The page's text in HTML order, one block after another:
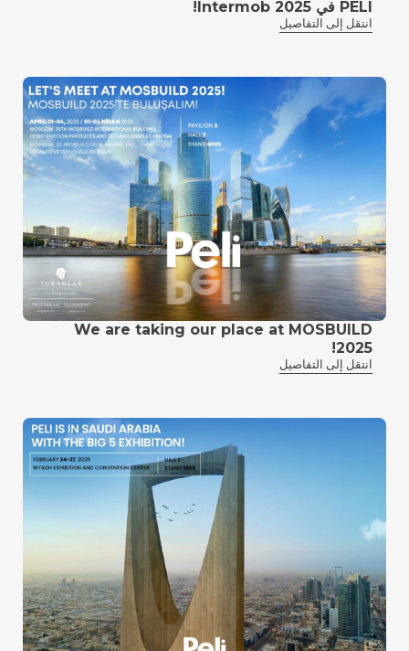
PELI في Intermob 2025!
انتقل إلى التفاصيل
We are taking our place at MOSBUILD
2025!
انتقل إلى التفاصيل